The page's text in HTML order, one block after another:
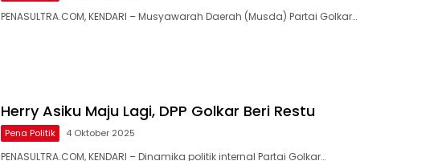
PENASULTRA.COM, KENDARI – Musyawarah Daerah (Musda) Partai Golkar…
Herry Asiku Maju Lagi, DPP Golkar Beri Restu
Pena Politik 4 Oktober 2025
PENASULTRA.COM, KENDARI – Dinamika politik internal Partai Golkar…